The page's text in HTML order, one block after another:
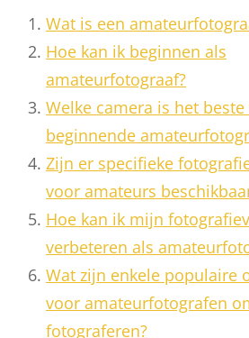
Wat is een
Hoe kan ik beginnen als
amateurfotograaf?
Welke camera is het
beginnende
Zijn er specifieke
voor amateurs
Hoe kan ik mijn
verbeteren als
Wat zijn enkele populaire
voor amateurfotografen
fotograferen?